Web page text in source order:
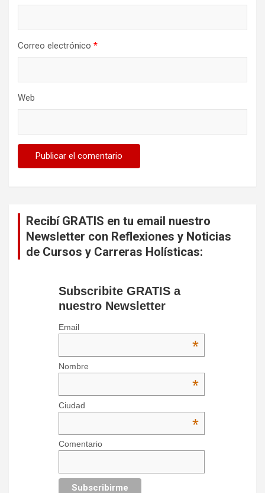
Correo electrónico *
Web
Recibí GRATIS en tu email nuestro
Newsletter con Reflexiones y Noticias
de Cursos y Carreras Holísticas:
Subscribite GRATIS a
nuestro Newsletter
Email
*
Nombre
*
Ciudad
*
Comentario